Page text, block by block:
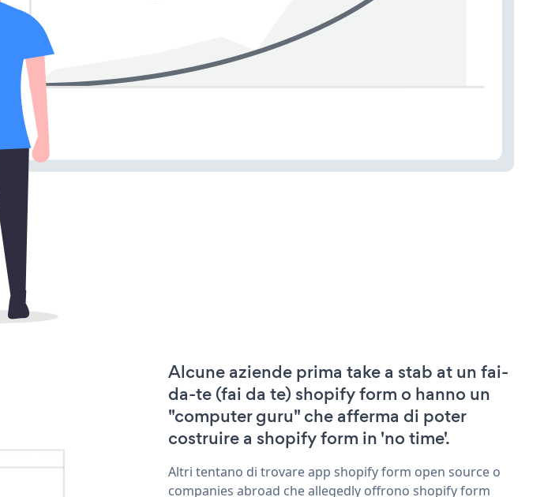
Alcune aziende prima take a stab at un fai-
da-te (fai da te) shopify form o hanno un
"computer guru" che afferma di poter
costruire a shopify form in 'no time'.
Altri tentano di trovare app shopify form open source o
companies abroad che allegedly offrono shopify form